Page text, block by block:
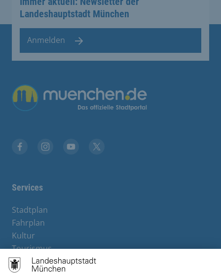
Landeshauptstadt München
Anmelden
Übergreifende Links
Services
Stadtplan
Fahrplan
Kultur
Tourismus
M-Strom